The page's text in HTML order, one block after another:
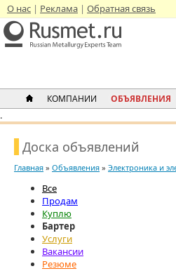
О нас Реклама Обратная связь
КОМПАНИИ ОБЪЯВЛЕНИЯ
.
Доска объявлений
Главная » Объявления » Электроника и
Все
Продам
Куплю
Бартер
Услуги
Вакансии
Резюме